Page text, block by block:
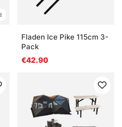
Fladen Ice Pike 115cm 3-
Pack
€42.90